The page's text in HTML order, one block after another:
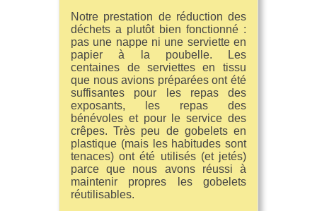
Notre prestation de réduction des
déchets a plutôt bien fonctionné :
pas une nappe ni une serviette en
papier à la poubelle. Les
centaines de serviettes en tissu
que nous avions préparées ont été
suffisantes pour les repas des
exposants, les repas des
bénévoles et pour le service des
crêpes. Très peu de gobelets en
plastique (mais les habitudes sont
tenaces) ont été utilisés (et jetés)
parce que nous avons réussi à
maintenir propres les gobelets
réutilisables.